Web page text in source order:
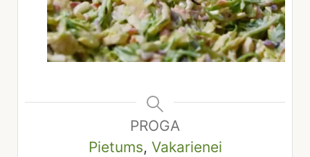
PROGA
Pietums, Vakarienei